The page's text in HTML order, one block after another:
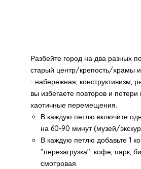
Разбейте город на два разных
старый центр/крепость/храмы
- набережная, конструктивизм,
вы избегаете повторов и
хаотичные перемещения.
В каждую петлю включите
на 60-90 минут (музей/
В каждую петлю добавьте 1
"перезагрузка": кофе, парк,
смотровая.